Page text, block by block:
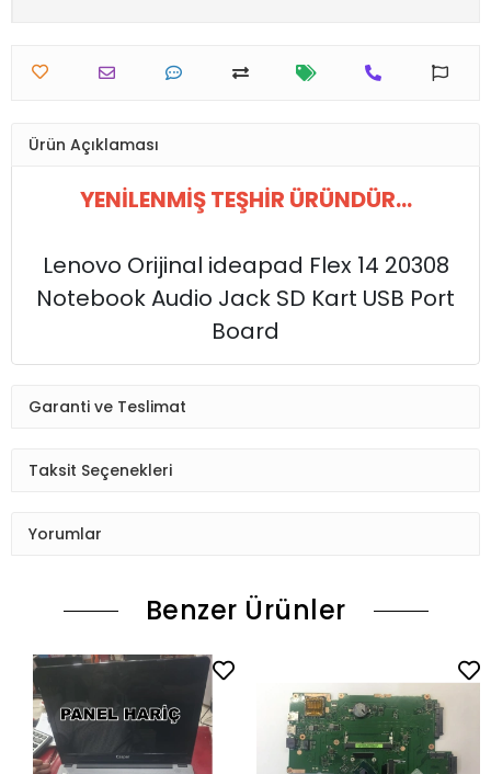
Ürün Açıklaması
YENİLENMİŞ TEŞHİR ÜRÜNDÜR...
Lenovo Orijinal ideapad Flex 14 20308
Notebook Audio Jack SD Kart USB Port
Board
Garanti ve Teslimat
Taksit Seçenekleri
Yorumlar
Benzer Ürünler